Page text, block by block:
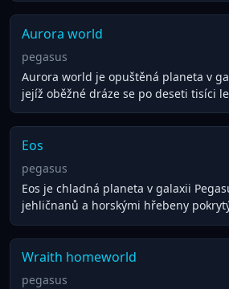
Aurora world
pegasus
Aurora world je opuštěná planeta v
jejíž oběžné dráze se po deseti tisíci
Eos
pegasus
Eos je chladná planeta v galaxii
jehličnanů a horskými hřebeny
Wraith homeworld
pegasus